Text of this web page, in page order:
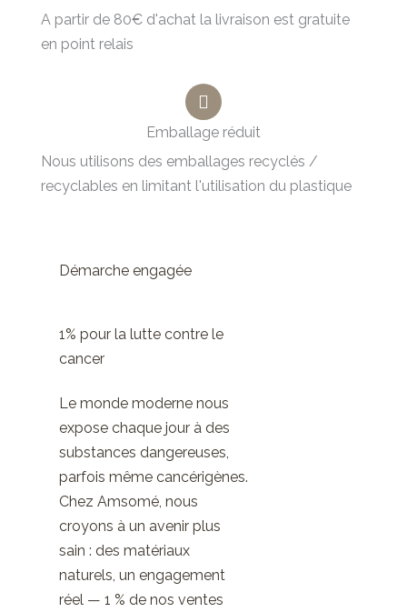
A partir de 80€ d'achat la livraison est gratuite
en point relais
Emballage réduit
Nous utilisons des emballages recyclés /
recyclables en limitant l'utilisation du plastique
Démarche engagée
1% pour la lutte contre le
cancer
Le monde moderne nous
expose chaque jour à des
substances dangereuses,
parfois même cancérigènes.
Chez Amsomé, nous
croyons à un avenir plus
sain : des matériaux
naturels, un engagement
réel — 1 % de nos ventes